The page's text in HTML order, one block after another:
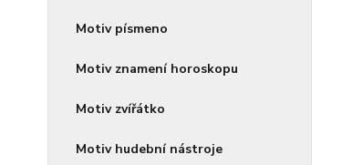
Motiv písmeno
Motiv znamení horoskopu
Motiv zvířátko
Motiv hudební nástroje